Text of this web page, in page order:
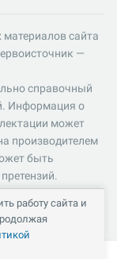
сайта
—
справочный
Информация о
может
производителем
быть
характеристики
указаны в
работу сайта и